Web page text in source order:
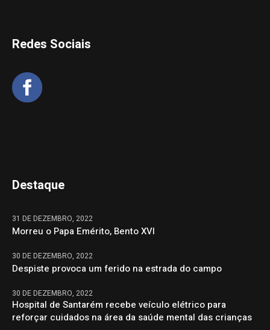
Redes Sociais
Destaque
31 DE DEZEMBRO, 2022
Morreu o Papa Emérito, Bento XVI
30 DE DEZEMBRO, 2022
Despiste provoca um ferido na estrada do campo
30 DE DEZEMBRO, 2022
Hospital de Santarém recebe veículo elétrico para
reforçar cuidados na área da saúde mental das crianças